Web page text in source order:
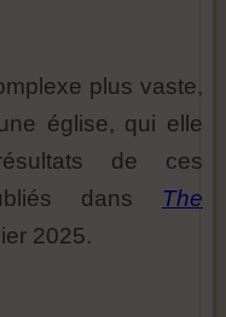
plus vaste,
église, qui elle
de ces
dans The
2025.